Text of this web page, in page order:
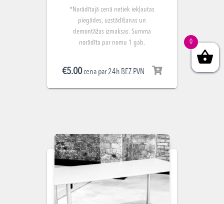
*Norādītajā cenā netiek iekļautas
piegādes, uzstādīšanas un
demontāžas izmaksas. Summa
norādīta par nomu 1 gab.
€5.00cena par 24h BEZ PVN
0